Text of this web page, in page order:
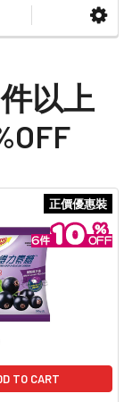
以上
正價優惠裝
TO CART